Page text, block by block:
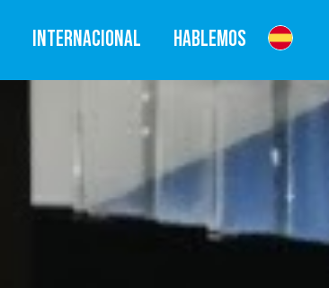
INTERNACIONAL HABLEMOS